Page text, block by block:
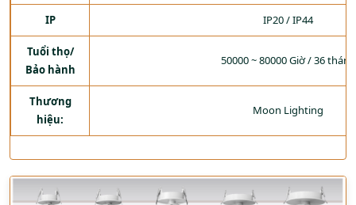
IP IP20 / IP44
Tuổi thọ/
Bảo hành
50000 ~ 80000 Giờ / 36 tháng
Thương
hiệu:
Moon Lighting